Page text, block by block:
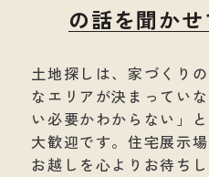
の話を聞かせ
土地探しは、家づくりの
なエリアが決まってい
い必要かわからない」
大歓迎です。住宅展示
お越しを心よりお待ちし